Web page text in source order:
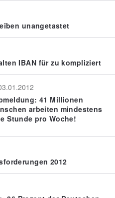
unangetastet
IBAN für zu kompliziert
41 Millionen
arbeiten mindestens
Stunde pro Woche!
2012